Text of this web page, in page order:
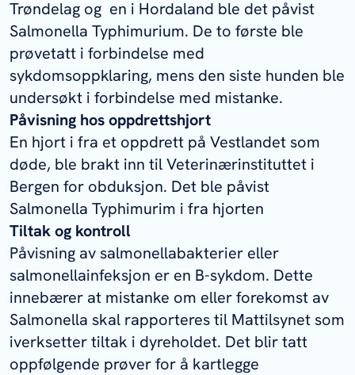
Trøndelag og en i Hordaland ble det påvist
Salmonella Typhimurium. De to første ble
prøvetatt i forbindelse med
sykdomsoppklaring, mens den siste hunden ble
undersøkt i forbindelse med mistanke.
Påvisning hos oppdrettshjort
En hjort i fra et oppdrett på Vestlandet som
døde, ble brakt inn til Veterinærinstituttet i
Bergen for obduksjon. Det ble påvist
Salmonella Typhimurim i fra hjorten
Tiltak og kontroll
Påvisning av salmonellabakterier eller
salmonellainfeksjon er en B-sykdom. Dette
innebærer at mistanke om eller forekomst av
Salmonella skal rapporteres til Mattilsynet som
iverksetter tiltak i dyreholdet. Det blir tatt
oppfølgende prøver for å kartlegge